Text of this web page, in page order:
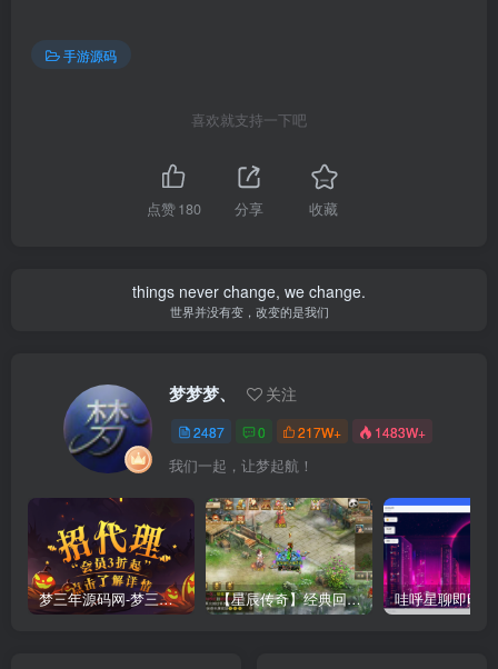
手游源码
喜欢就支持一下吧
点赞180 分享 收藏
things never change, we change.
世界并没有变，改变的是我们
梦梦梦、 关注
2487 0 217W+ 1483W+
我们一起，让梦起航！
梦三年源码网-梦三年ym会员代理详情 【星辰传奇】经典回合制手游+安卓端+GM工具+详细搭建教程